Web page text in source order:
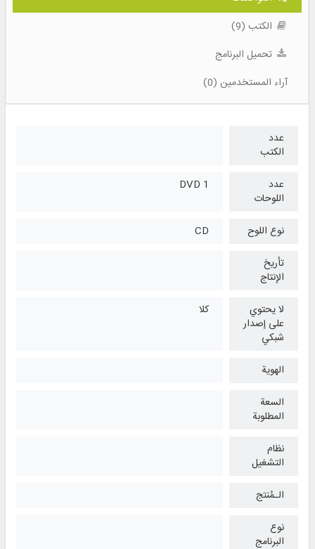
الكتب (9)
تحميل البرنامج
آراء المستخدمين (0)
عدد
الكتب
عدد
اللوحات
1 DVD
نوع اللوح
CD
تأريخ
الإنتاج
لا يحتوي
على إصدار
شبكي
كلا
الهوية
السعة
المطلوبة
نظام
التشغیل
الـمُنتج
نوع
البرنامج